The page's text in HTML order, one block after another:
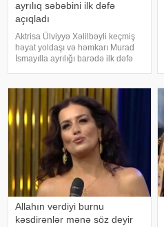
ayrılıq səbəbini ilk dəfə
açıqladı
Aktrisa Ülviyyə Xəlilbəyli keçmiş
həyat yoldaşı və həmkarı Murad
İsmayılla ayrılığı barədə ilk dəfə
"YouTube" kanalında yayımlanan
müsahibəsində danışıb
Allahın verdiyi burnu
kəsdirənlər mənə söz deyir